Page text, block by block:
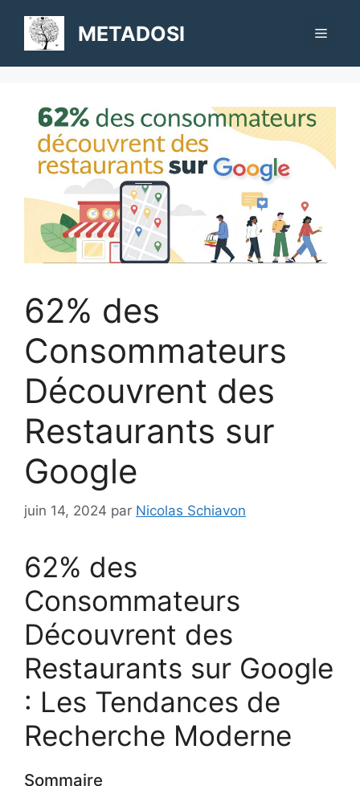
contenu
METADOSI Menu
62% des
Consommateurs
Découvrent des
Restaurants sur
Google
juin 14, 2024 par Nicolas Schiavon
62% des
Consommateurs
Découvrent des
Restaurants sur Google
: Les Tendances de
Recherche Moderne
Sommaire